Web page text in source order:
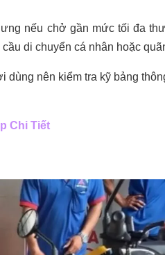
nếu chở gần mức tối đa
di chuyển cá nhân hoặc
dùng nên kiểm tra kỹ bảng
Chi Tiết